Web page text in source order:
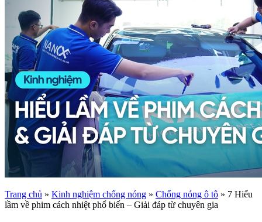
Trang chủ » Kinh nghiệm chống nóng » Chống nóng ô tô » 7 Hiểu
lầm về phim cách nhiệt phổ biến – Giải đáp từ chuyên gia